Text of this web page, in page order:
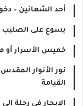
أحد الشعانين –
يسوع على الصليب
خميس الأسرار أو
نور الأنوار
القيامة
الإبحار في رحلة